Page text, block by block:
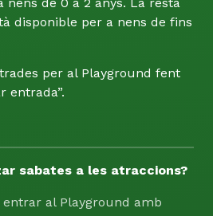
disponible per a nens de fins
per al Playground fent
entrada”.
sabates a les atraccions?
entrar al Playground amb